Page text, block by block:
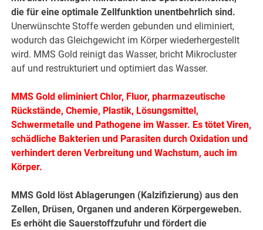
die für eine optimale Zellfunktion unentbehrlich sind.
Unerwünschte Stoffe werden gebunden und eliminiert,
wodurch das Gleichgewicht im Körper wiederhergestellt
wird. MMS Gold reinigt das Wasser, bricht Mikrocluster
auf und restrukturiert und optimiert das Wasser.
MMS Gold eliminiert Chlor, Fluor, pharmazeutische
Rückstände, Chemie, Plastik, Lösungsmittel,
Schwermetalle und Pathogene im Wasser. Es tötet Viren,
schädliche Bakterien und Parasiten durch Oxidation und
verhindert deren Verbreitung und Wachstum, auch im
Körper.
MMS Gold löst Ablagerungen (Kalzifizierung) aus den
Zellen, Drüsen, Organen und anderen Körpergeweben.
Es erhöht die Sauerstoffzufuhr und fördert die